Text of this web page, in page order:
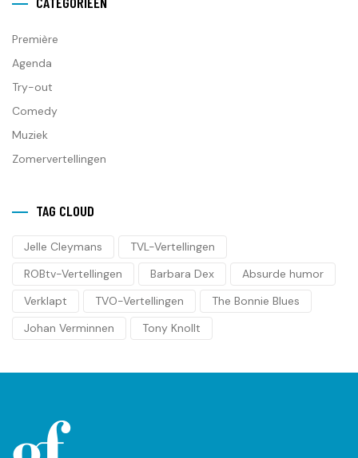
Première
Agenda
Try-out
Comedy
Muziek
Zomervertellingen
TAG CLOUD
Jelle Cleymans
TVL-Vertellingen
ROBtv-Vertellingen
Barbara Dex
Absurde humor
Verklapt
TVO-Vertellingen
The Bonnie Blues
Johan Verminnen
Tony Knollt